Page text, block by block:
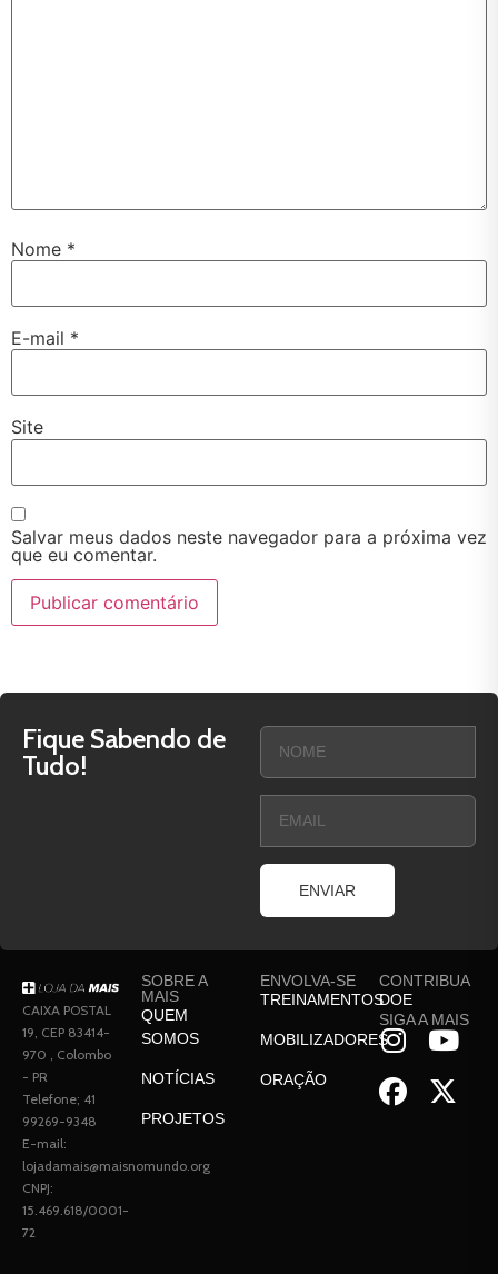
Nome *
E-mail *
Site
Salvar meus dados neste navegador para a próxima vez
que eu comentar.
Fique Sabendo de
Tudo!
ENVIAR
CAIXA POSTAL
19, CEP 83414-
970 , Colombo
- PR
Telefone; 41
99269-9348
E-mail:
lojadamais@maisnomundo.org
CNPJ:
15.469.618/0001-
72
SOBRE A
MAIS
QUEM
SOMOS
NOTÍCIAS
PROJETOS
ENVOLVA-SE
TREINAMENTOS
MOBILIZADORES
ORAÇÃO
CONTRIBUA
DOE
SIGA A MAIS